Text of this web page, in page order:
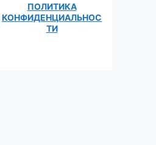
ПОЛИТИКА
КОНФИДЕНЦИАЛЬНОС
ТИ